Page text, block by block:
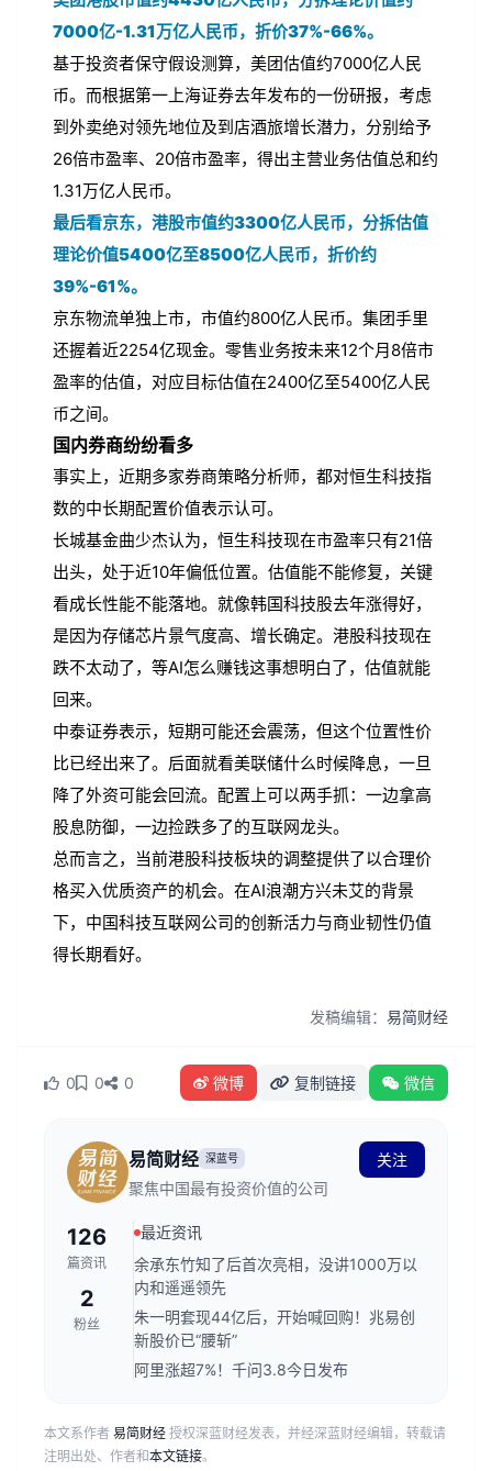
7000亿-1.31万亿人民币，折价37%-66%。
基于投资者保守假设测算，美团估值约7000亿人民
币。而根据第一上海证券去年发布的一份研报，考虑
到外卖绝对领先地位及到店酒旅增长潜力，分别给予
26倍市盈率、20倍市盈率，得出主营业务估值总和约
1.31万亿人民币。
最后看京东，港股市值约3300亿人民币，分拆估值
理论价值5400亿至8500亿人民币，折价约
39%-61%。
京东物流单独上市，市值约800亿人民币。集团手里
还握着近2254亿现金。零售业务按未来12个月8倍市
盈率的估值，对应目标估值在2400亿至5400亿人民
币之间。
国内券商纷纷看多
事实上，近期多家券商策略分析师，都对恒生科技指
数的中长期配置价值表示认可。
长城基金曲少杰认为，恒生科技现在市盈率只有21倍
出头，处于近10年偏低位置。估值能不能修复，关键
看成长性能不能落地。就像韩国科技股去年涨得好，
是因为存储芯片景气度高、增长确定。港股科技现在
跌不太动了，等AI怎么赚钱这事想明白了，估值就能
回来。
中泰证券表示，短期可能还会震荡，但这个位置性价
比已经出来了。后面就看美联储什么时候降息，一旦
降了外资可能会回流。配置上可以两手抓：一边拿高
股息防御，一边捡跌多了的互联网龙头。
总而言之，当前港股科技板块的调整提供了以合理价
格买入优质资产的机会。在AI浪潮方兴未艾的背景
下，中国科技互联网公司的创新活力与商业韧性仍值
得长期看好。
发稿编辑： 易简财经
0 0 0 微博 复制链接 微信
易简财经 深蓝号
聚焦中国最有投资价值的公司
关注
126
篇资讯
2
粉丝
最近资讯
余承东竹知了后首次亮相，没讲1000万以
内和遥遥领先
朱一明套现44亿后，开始喊回购！兆易创
新股价已“腰斩”
阿里涨超7%！千问3.8今日发布
本文系作者 易简财经 授权深蓝财经发表，并经深蓝财经编辑，转载请
注明出处、作者和本文链接。